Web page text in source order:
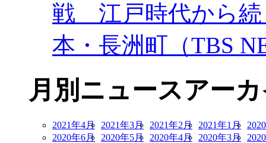
戦 江戸時代から
本・長洲町（TBS
月別ニュースアー
2021年4月 2021年3月 2021年2月 2021年1月
2020年6月
2020年5月 2020年4月 2020年3月